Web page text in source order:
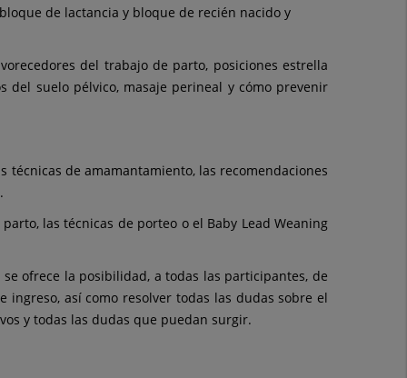
de lactancia y bloque de recién nacido y
del trabajo de parto, posiciones estrella
del suelo pélvico, masaje perineal y cómo prevenir
técnicas de amamantamiento, las recomendaciones
las técnicas de porteo o el Baby Lead Weaning
ofrece la posibilidad, a todas las participantes, de
así como resolver todas las dudas sobre el
y todas las dudas que puedan surgir.